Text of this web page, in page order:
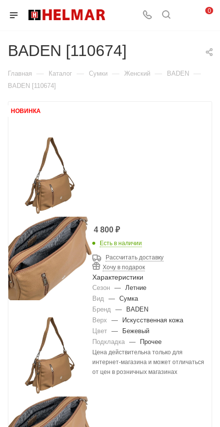
0
BADEN [110674]
Главная — Каталог — Сумки — Женский — BADEN —
BADEN [110674]
НОВИНКА
4 800₽
Есть в наличии
Рассчитать доставку
Хочу в подарок
Характеристики
Сезон —
Летние
Вид
—
Сумка
Бренд
—
BADEN
Верх
—
Искусственная кожа
Цвет —
Бежевый
Подкладка — Прочее
Цена действительна только для
интернет-магазина и может отличаться
от цен в розничных магазинах